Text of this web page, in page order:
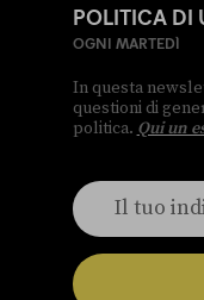
POLITICA DI
OGNI MARTEDÌ
In questa
questioni di
politica. Qui un